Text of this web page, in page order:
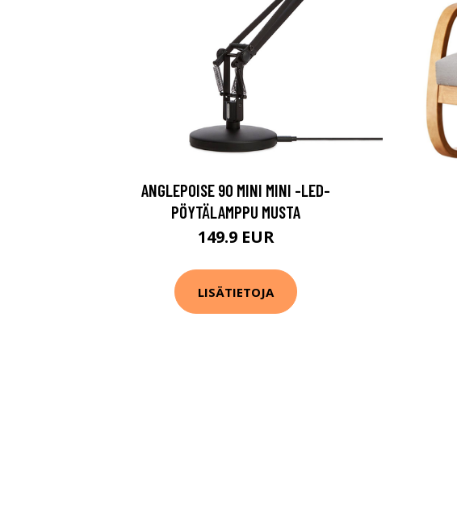
ANGLEPOISE 90 MINI MINI -LED-
PÖYTÄLAMPPU MUSTA
149.9 EUR
LISÄTIETOJA